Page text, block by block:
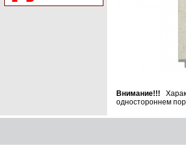
Внимание!!!
одностороннем